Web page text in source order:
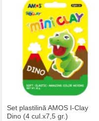
Set plastilină AMOS I-Clay
Dino (4 cul.x7,5 gr.)